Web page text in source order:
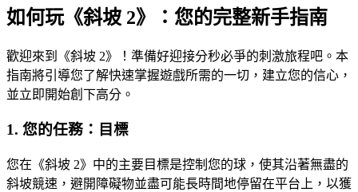
如何玩《斜坡 2》：您的完整新手指南
歡迎來到《斜坡 2》！準備好迎接分秒必爭的刺激旅程吧。本
指南將引導您了解快速掌握遊戲所需的一切，建立您的信心，
並立即開始創下高分。
1. 您的任務：目標
您在《斜坡 2》中的主要目標是控制您的球，使其沿著無盡的
斜坡競速，避開障礙物並盡可能長時間地停留在平台上，以獲